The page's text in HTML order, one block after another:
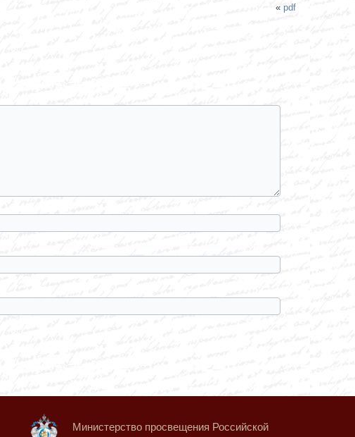
« pdf
Министерство просвещения Российской